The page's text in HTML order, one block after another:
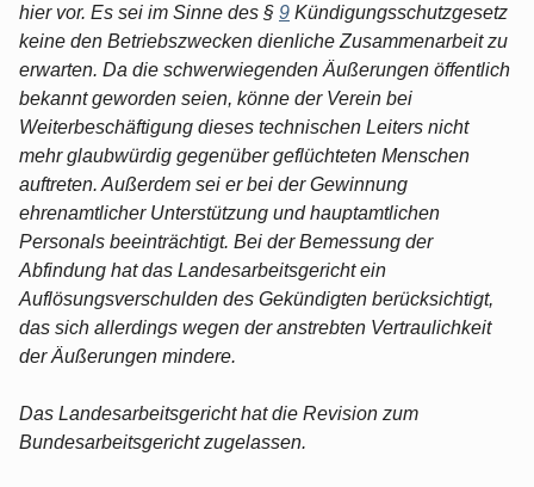
hier vor. Es sei im Sinne des § 9 Kündigungsschutzgesetz
keine den Betriebszwecken dienliche Zusammenarbeit zu
erwarten. Da die schwerwiegenden Äußerungen öffentlich
bekannt geworden seien, könne der Verein bei
Weiterbeschäftigung dieses technischen Leiters nicht
mehr glaubwürdig gegenüber geflüchteten Menschen
auftreten. Außerdem sei er bei der Gewinnung
ehrenamtlicher Unterstützung und hauptamtlichen
Personals beeinträchtigt. Bei der Bemessung der
Abfindung hat das Landesarbeitsgericht ein
Auflösungsverschulden des Gekündigten berücksichtigt,
das sich allerdings wegen der anstrebten Vertraulichkeit
der Äußerungen mindere.
Das Landesarbeitsgericht hat die Revision zum
Bundesarbeitsgericht zugelassen.